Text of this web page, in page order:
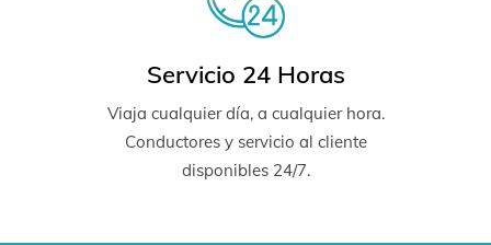
Servicio 24 Horas
Viaja cualquier día, a cualquier hora.
Conductores y servicio al cliente
disponibles 24/7.